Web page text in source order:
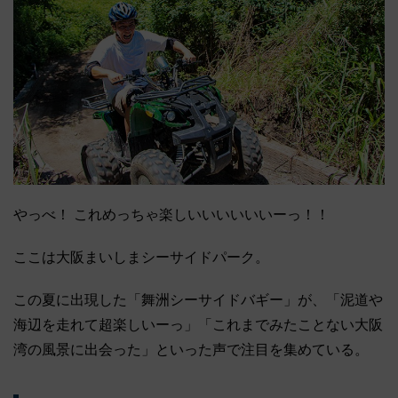
やっべ！ これめっちゃ楽しいいいいいいーっ！！
ここは大阪まいしまシーサイドパーク。
この夏に出現した「舞洲シーサイドバギー」が、「泥道や
海辺を走れて超楽しいーっ」「これまでみたことない大阪
湾の風景に出会った」といった声で注目を集めている。